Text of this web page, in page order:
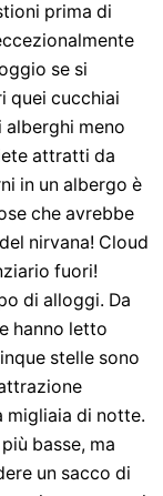
prima di
se si
quei cucchiai
alberghi meno
attratti da
in un albergo è
che avrebbe
nirvana! Cloud
fuori!
di alloggi. Da
hanno letto
stelle sono
migliaia di notte.
basse, ma
un sacco di